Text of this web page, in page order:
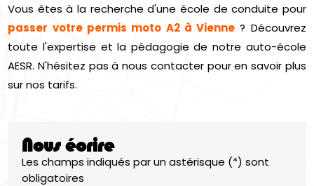
Vous êtes à la recherche d'une école de conduite pour
passer votre permis moto A2 à Vienne ? Découvrez
toute l'expertise et la pédagogie de notre auto-école
AESR. N'hésitez pas à nous contacter pour en savoir plus
sur nos tarifs.
Nous écrire
Les champs indiqués par un astérisque (*) sont
obligatoires